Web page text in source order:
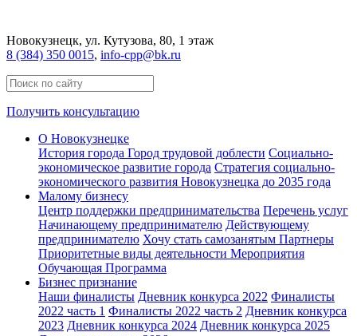
Новокузнецк, ул. Кутузова, 80, 1 этаж
8 (384) 350 0015, info-cpp@bk.ru
Получить консультацию
О Новокузнецке
История города Город трудовой доблести Социально-
экономическое развитие города Стратегия социально-
экономического развития Новокузнецка до 2035 года
Малому бизнесу
Центр поддержки предпринимательства Перечень услуг
Начинающему предпринимателю Действующему
предпринимателю Хочу стать самозанятым Партнеры
Приоритетные виды деятельности Мероприятия
Обучающая Программа
Бизнес признание
Наши финалисты Дневник конкурса 2022 Финалисты
2022 часть 1 Финалисты 2022 часть 2 Дневник конкурса
2023 Дневник конкурса 2024 Дневник конкурса 2025